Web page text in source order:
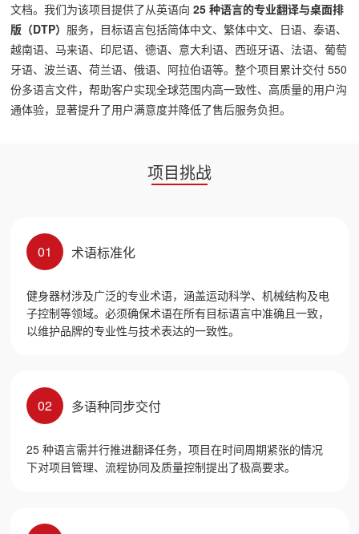
文档。我们为该项目提供了从英语向25 种语言的专业翻译与桌面排
版（DTP） 服务，目标语言包括简体中文、繁体中文、日语、泰语、
越南语、马来语、印尼语、德语、意大利语、西班牙语、法语、葡萄
牙语、波兰语、荷兰语、俄语、阿拉伯语等。整个项目累计交付 550
份多语言文件，帮助客户实现全球范围内高一致性、高质量的用户沟
通体验，显著提升了用户满意度并降低了售后服务负担。
项目挑战
01 术语标准化
健身器材涉及广泛的专业术语，涵盖运动科学、机械结构及电
子控制等领域。必须确保术语在所有目标语言中准确且一致，
以维护品牌的专业性与技术表达的一致性。
02 多语种同步交付
25 种语言需并行推进翻译任务，项目在时间周期紧张的情况
下对项目管理、流程协同及质量控制提出了极高要求。